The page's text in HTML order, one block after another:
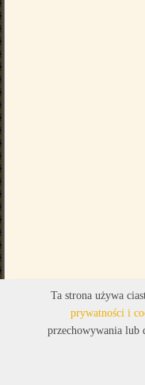
Legenda
Ta strona używa
prywatności i
przechowywania lub